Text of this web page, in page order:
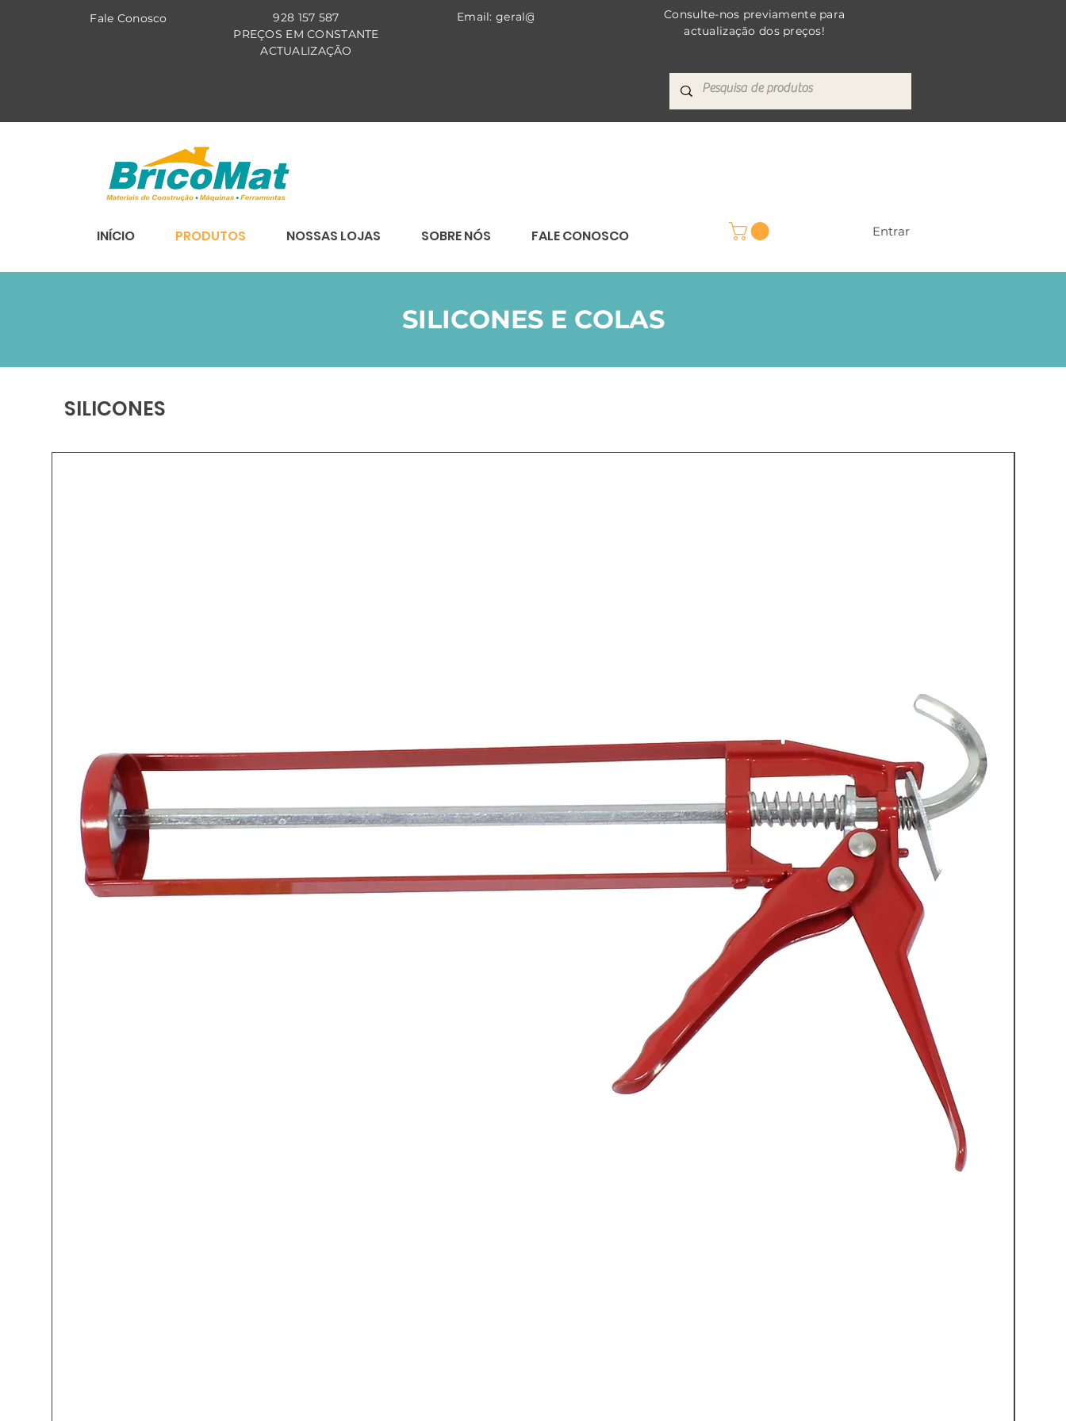
Fale Conosco
928 157 587
PREÇOS EM CONSTANTE
ACTUALIZAÇÃO
Email: geral@bricomat.com
Consulte-nos previamente para
actualização dos preços!
INÍCIO PRODUTOS NOSSAS LOJAS SOBRE NÓS FALE CONOSCO Entrar
SILICONES E COLAS
SILICONES